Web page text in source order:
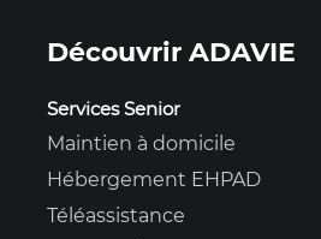
Découvrir ADAVIE
Services Senior
Maintien à domicile
Hébergement EHPAD
Téléassistance